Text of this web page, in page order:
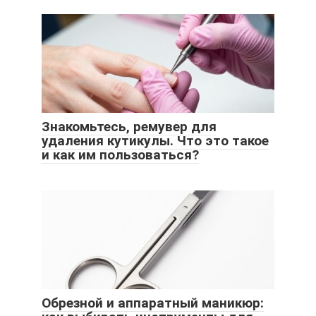
Знакомьтесь, ремувер для
удаления кутикулы. Что это такое
и как им пользоваться?
Обрезной и аппаратный маникюр: